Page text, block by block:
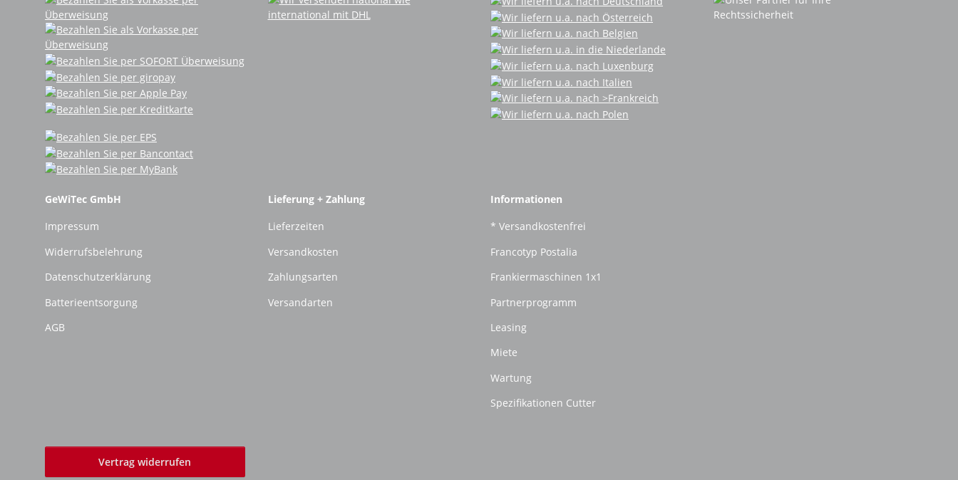
GeWiTec GmbH
Impressum
Widerrufsbelehrung
Datenschutzerklärung
Batterieentsorgung
AGB
Lieferung + Zahlung
Lieferzeiten
Versandkosten
Zahlungsarten
Versandarten
Informationen
* Versandkostenfrei
Francotyp Postalia
Frankiermaschinen 1x1
Partnerprogramm
Leasing
Miete
Wartung
Spezifikationen Cutter
Vertrag widerrufen